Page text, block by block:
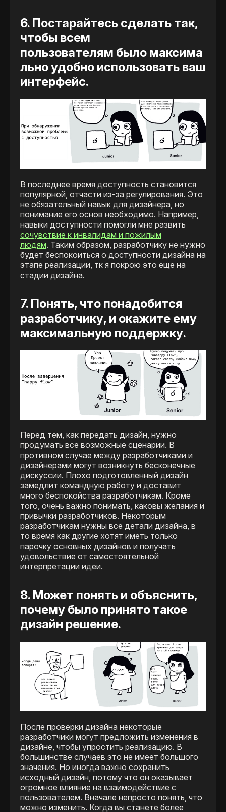
6. Постарайтесь сделать так,
чтобы всем
пользователям было максима
льно удобно использовать ваш
интерфейс.
В последнее время доступность становится
популярной, отчасти из-за регулирования. Это
не обязательный навык для дизайнера, но
понимание его основ необходимо. Например,
навыки доступности помогли мне развить
сочувствие к инвалидам и пожилым
людям. Таким образом, разработчику не нужно
будет беспокоиться о доступности дизайна на
этапе реализации, тк я покрою это еще на
стадии дизайна.
7. Понять, что понадобится
разработчику, и окажите ему
максимальную поддержку.
Перед тем, как передать дизайн, нужно
продумать все возможные сценарии. В
противном случае между разработчиками и
дизайнерами могут возникнуть бесконечные
дискуссии. Плохо подготовленный дизайн
замедлит командную работу и доставит
много беспокойства разработчикам. Кроме
того, очень важно понимать, каковы желания и
привычки разработчиков. Некоторым
разработчикам нужны все детали дизайна, в
то время как другие хотят иметь только
парочку основных дизайнов и получать
удовольствие от самостоятельной
интерпретации идеи.
8. Может понять и объяснить,
почему было принято такое
дизайн решение.
После проверки дизайна некоторые
разработчики могут предложить изменения в
дизайне, чтобы упростить реализацию. В
большинстве случаев это не имеет большого
значения. Но иногда важно сохранить
исходный дизайн, потому что он оказывает
огромное влияние на взаимодействие с
пользователем. Вначале непросто понять, что
можно изменить. Когда вы станете более